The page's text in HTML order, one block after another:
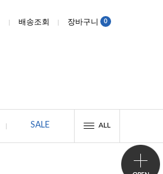
배송조회 장바구니 0
SALE ALL